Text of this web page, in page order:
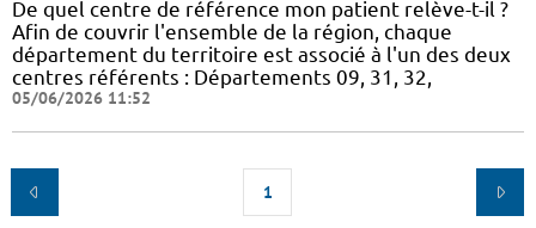
De quel centre de référence mon patient relève-t-il ?
Afin de couvrir l'ensemble de la région, chaque
département du territoire est associé à l'un des deux
centres référents : Départements 09, 31, 32,
05/06/2026 11:52
1